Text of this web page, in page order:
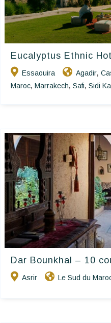
Eucalyptus Ethnic
Essaouira Agadir,
Maroc, Marrakech, Safi, Sidi
Dar Bounkhal – 10
Asrir Le Sud du